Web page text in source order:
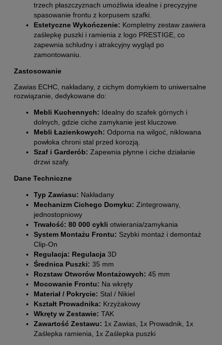
trzech płaszczyznach umożliwia idealne i precyzyjne
spasowanie frontu z korpusem szafki.
Estetyczne Wykończenie: Kompletny zestaw zawiera
zaślepkę puszki i ramienia z logo PRESTIGE, co
zapewnia schludny i atrakcyjny wygląd po
zamontowaniu.
Zastosowanie
Zawias ECHC, nakładany, z cichym domykiem to uniwersalne
rozwiązanie, dedykowane do:
Mebli Kuchennych: Idealny do szafek górnych i
dolnych, gdzie ciche zamykanie jest kluczowe.
Mebli Łazienkowych: Odporna na wilgoć, niklowana
powłoka chroni stal przed korozją.
Szaf i Garderób: Zapewnia płynne i ciche działanie
drzwi szafy.
Dane Techniczne
Typ Zawiasu: Nakładany
Mechanizm Cichego Domyku: Zintegrowany,
jednostopniowy
Trwałość: 80 000 cykli otwierania/zamykania
System Montażu Frontu: Szybki montaż i demontaż
Clip-On
Regulacja: Regulacja 3D
Średnica Puszki: 35 mm
Rozstaw Otworów Montażowych: 45 mm
Mocowanie Frontu: Na wkręty
Materiał / Pokrycie: Stal / Nikiel
Kształt Prowadnika: Krzyżakowy
Wkręty w Zestawie: TAK
Zawartość Zestawu: 1x Zawias, 1x Prowadnik, 1x
Zaślepka ramienia, 1x Zaślepka puszki